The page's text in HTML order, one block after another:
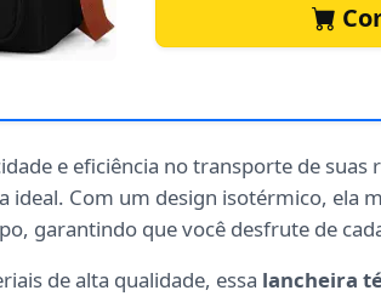
e eficiência no transporte de suas
ideal. Com um design isotérmico, ela
garantindo que você desfrute de
de alta qualidade, essa lancheira